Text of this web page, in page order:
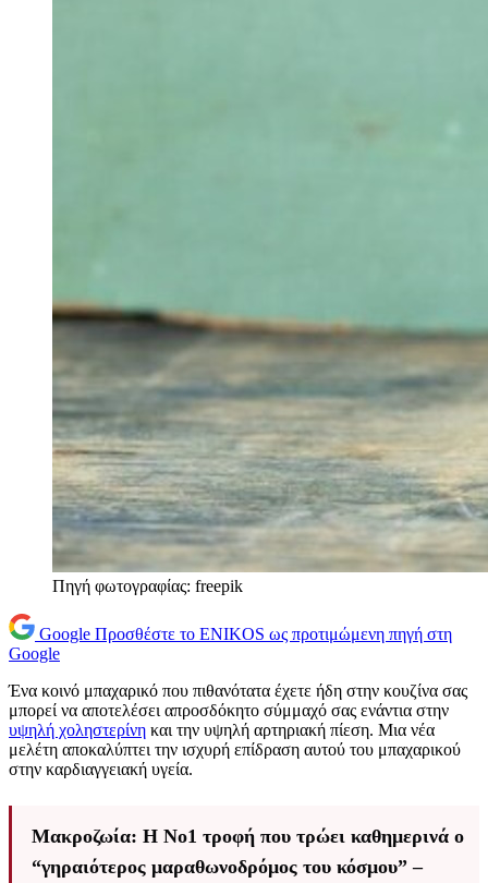
Πηγή φωτογραφίας: freepik
Google Προσθέστε το ENIKOS ως προτιμώμενη πηγή στη
Google
Ένα κοινό μπαχαρικό που πιθανότατα έχετε ήδη στην κουζίνα σας
μπορεί να αποτελέσει απροσδόκητο σύμμαχό σας ενάντια στην
υψηλή χοληστερίνη και την υψηλή αρτηριακή πίεση. Μια νέα
μελέτη αποκαλύπτει την ισχυρή επίδραση αυτού του μπαχαρικού
στην καρδιαγγειακή υγεία.
Μακροζωία: Η Νο1 τροφή που τρώει καθημερινά ο
“γηραιότερος μαραθωνοδρόμος του κόσμου” –